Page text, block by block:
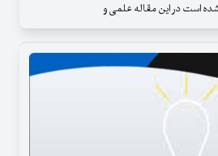
است در این مقاله علمی و